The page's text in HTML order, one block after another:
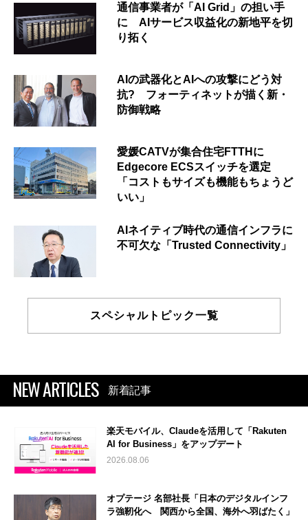
通信事業者が「AI Grid」の担い手
に AIサービス収益化の新地平を切
り拓く
AIの武器化とAIへの攻撃にどう対
抗? フォーティネットが描く新・
防御戦略
愛媛CATVが集合住宅FTTHに
Edgecore ECSスイッチを選定
「コストもサイズも機能もちょうど
いい」
AIネイティブ時代の通信インフラに
不可欠な「Trusted Connectivity」
スペシャルトピック一覧
NEW ARTICLES 新着記事
楽天モバイル、Claudeを活用して「Rakuten
AI for Business」をアップデート
2026.08.06
オプテージ 名部社長「日本のデジタルインフ
ラ強靭化へ 関西から全国、海外へ羽ばたく」